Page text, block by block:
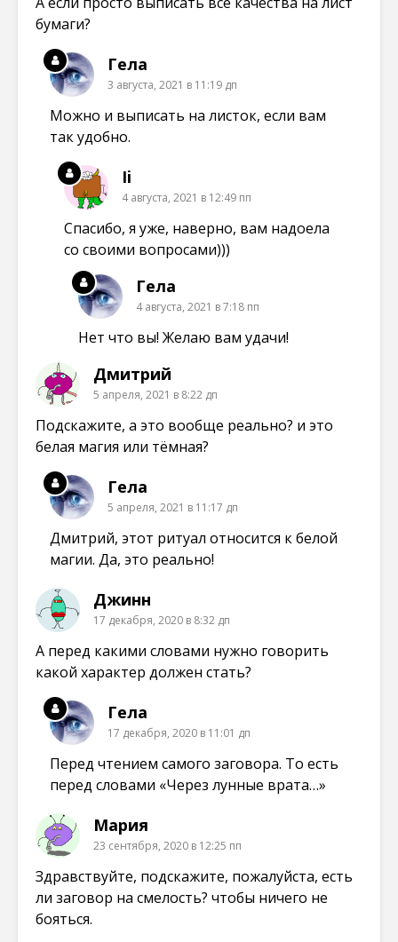
бумаги?
Гела
3 августа, 2021 в 11:19 дп
Можно и выписать на листок, если вам
так удобно.
Ii
4 августа, 2021 в 12:49 пп
Спасибо, я уже, наверно, вам надоела
со своими вопросами)))
Гела
4 августа, 2021 в 7:18 пп
Нет что вы! Желаю вам удачи!
Дмитрий
5 апреля, 2021 в 8:22 дп
Подскажите, а это вообще реально? и это
белая магия или тёмная?
Гела
5 апреля, 2021 в 11:17 дп
Дмитрий, этот ритуал относится к белой
магии. Да, это реально!
Джинн
17 декабря, 2020 в 8:32 дп
А перед какими словами нужно говорить
какой характер должен стать?
Гела
17 декабря, 2020 в 11:01 дп
Перед чтением самого заговора. То есть
перед словами «Через лунные врата…»
Мария
23 сентября, 2020 в 12:25 пп
Здравствуйте, подскажите, пожалуйста, есть
ли заговор на смелость? чтобы ничего не
бояться.